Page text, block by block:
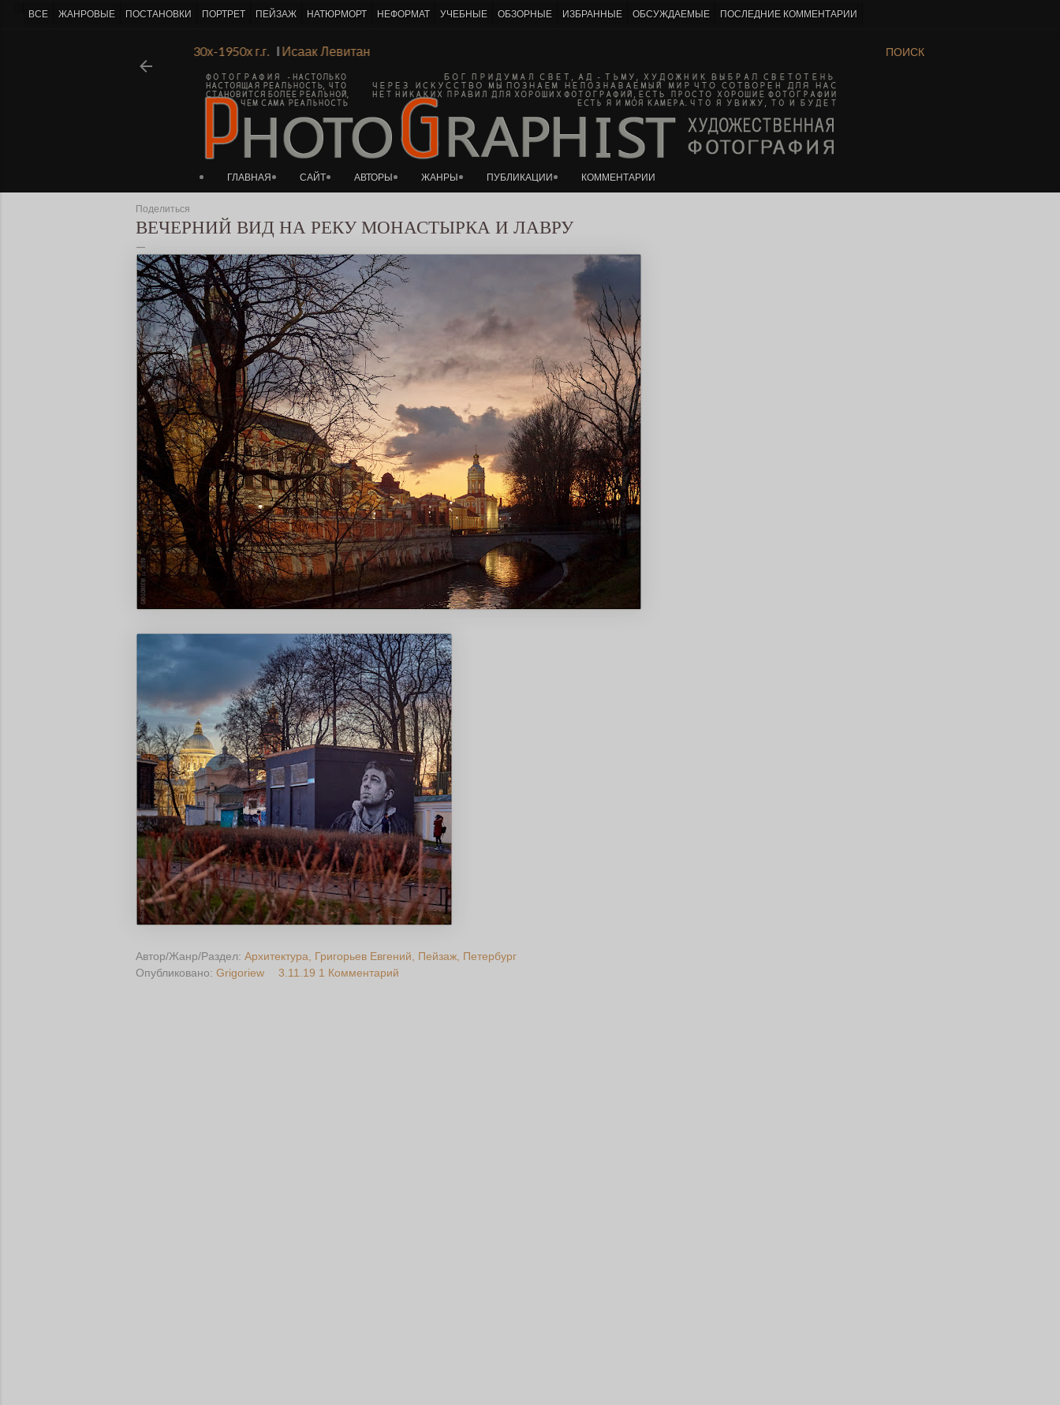
К основному контенту
ПОИСК
Академии Художеств 1930х-1950х г.г. ΙИсаак Левитан
ГЛАВНАЯ САЙТ АВТОРЫ ЖАНРЫ ПУБЛИКАЦИИ КОММЕНТАРИИ
Поделиться
ВЕЧЕРНИЙ ВИД НА РЕКУ МОНАСТЫРКА И ЛАВРУ
Автор/Жанр/Раздел: Архитектура Григорьев Евгений Пейзаж Петербург
Опубликовано: Grigoriew 3.11.19 1 Комментарий
ВСЕ ЖАНРОВЫЕ ПОСТАНОВКИ ПОРТРЕТ ПЕЙЗАЖ НАТЮРМОРТ НЕФОРМАТ УЧЕБНЫЕ ОБЗОРНЫЕ ИЗБРАННЫЕ ОБСУЖДАЕМЫЕ ПОСЛЕДНИЕ КОММЕНТАРИИ